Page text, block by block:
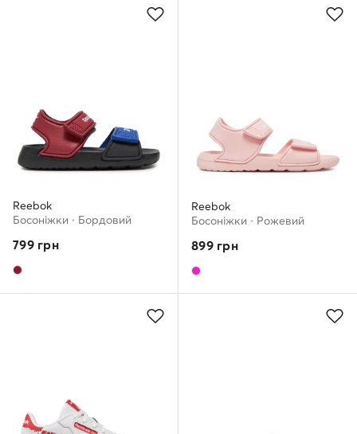
Reebok
Босоніжки · Бордовий
799грн
Reebok
Босоніжки · Рожевий
899грн